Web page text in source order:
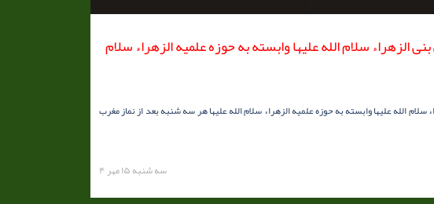
الزهراء سلام الله علیها وابسته به حوزه علمیه الزهراء سلام
الله علیها وابسته به حوزه علمیه الزهراء سلام الله علیها هر سه شنبه بعد از نماز مغرب
سه شنبه ۱۵ مهر ۴